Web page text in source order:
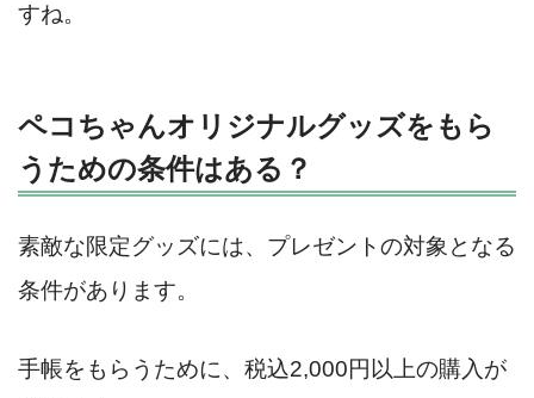
すね。
ペコちゃんオリジナルグッズをもら
うための条件はある？
素敵な限定グッズには、プレゼントの対象となる
条件があります。
手帳をもらうために、税込2,000円以上の購入が